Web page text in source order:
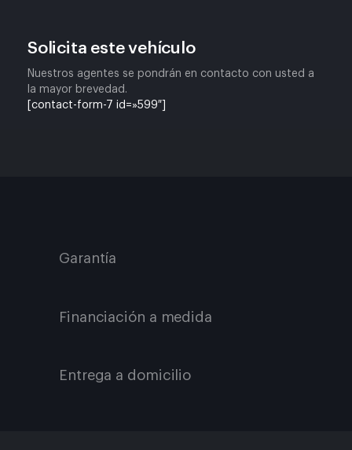
Solicita este vehículo
Nuestros agentes se pondrán en contacto con usted a
la mayor brevedad.
[contact-form-7 id=»599″]
Garantía
Financiación a medida
Entrega a domicilio